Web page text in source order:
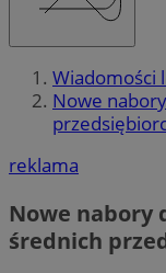
Wiadomości
Nowe
reklama
Nowe nabory
średnich